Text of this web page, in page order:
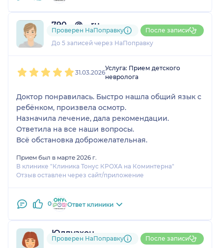
790....@....ru
1 отзыв
До 5 записей через НаПоправку
Проверен НаПоправку После записи
31.03.2026
Услуга: Прием детского
невролога
Доктор понравилась. Быстро нашла общий язык с
ребёнком, произвела осмотр.
Назначила лечение, дала рекомендации.
Ответила на все наши вопросы.
Всё обстановка доброжелательная.
Прием был в марте 2026 г.
В клинике "Клиника Тонус КРОХА на Коминтерна"
Отзыв оставлен через сайт/приложение
0 Ответ клиники
Юлдузхон
8 отзывов
Проверен НаПоправку После записи